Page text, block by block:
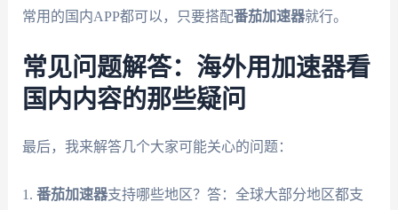
常用的国内APP都可以，只要搭配番茄加速器就行。
常见问题解答：海外用加速器看
国内内容的那些疑问
最后，我来解答几个大家可能关心的问题：
1. 番茄加速器支持哪些地区？答：全球大部分地区都支